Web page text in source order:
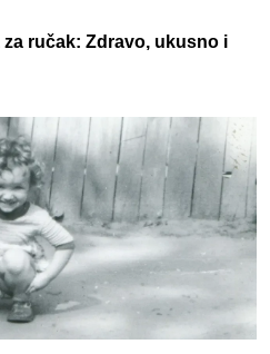
ručak: Zdravo, ukusno i